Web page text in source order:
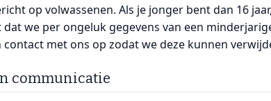
op volwassenen. Als je jonger bent dan 16
dat we per ongeluk gegevens van een
contact met ons op zodat we deze kunnen
communicatie